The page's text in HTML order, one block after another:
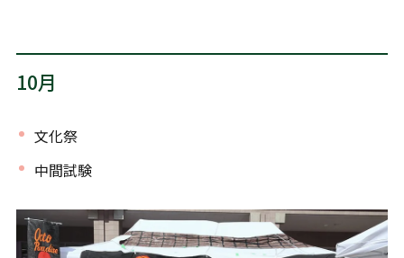
10月
文化祭
中間試験